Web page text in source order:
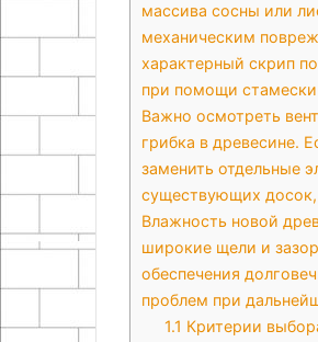
массива сосны или
механическим
характерный скрип
при помощи стамески
Важно осмотреть
грибка в древесине.
заменить отдельные
существующих досок,
Влажность новой
широкие щели и
обеспечения
проблем при
1.1 Критерии